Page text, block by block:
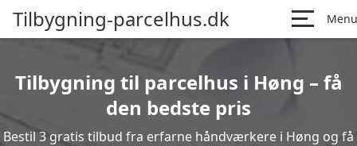
Tilbygning-parcelhus.dk Menu
Tilbygning til parcelhus i Høng – få
den bedste pris
Bestil 3 gratis tilbud fra erfarne håndværkere i Høng og få